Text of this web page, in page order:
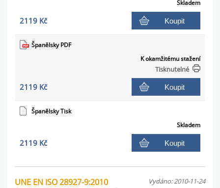
Skladem
2119 Kč Koupit
Španělsky PDF
K okamžitému stažení
Tisknutelné
2119 Kč Koupit
Španělsky Tisk
Skladem
2119 Kč Koupit
UNE EN ISO 28927-9:2010 Vydáno: 2010-11-24